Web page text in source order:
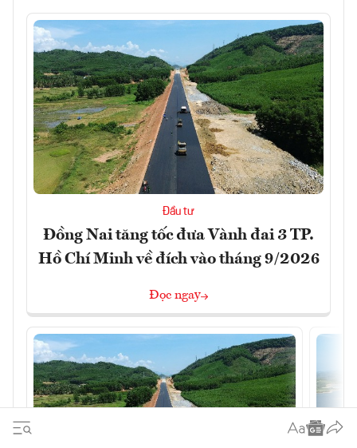
Đầu tư
Đồng Nai tăng tốc đưa Vành đai 3 TP.
Hồ Chí Minh về đích vào tháng 9/2026
Đọc ngay